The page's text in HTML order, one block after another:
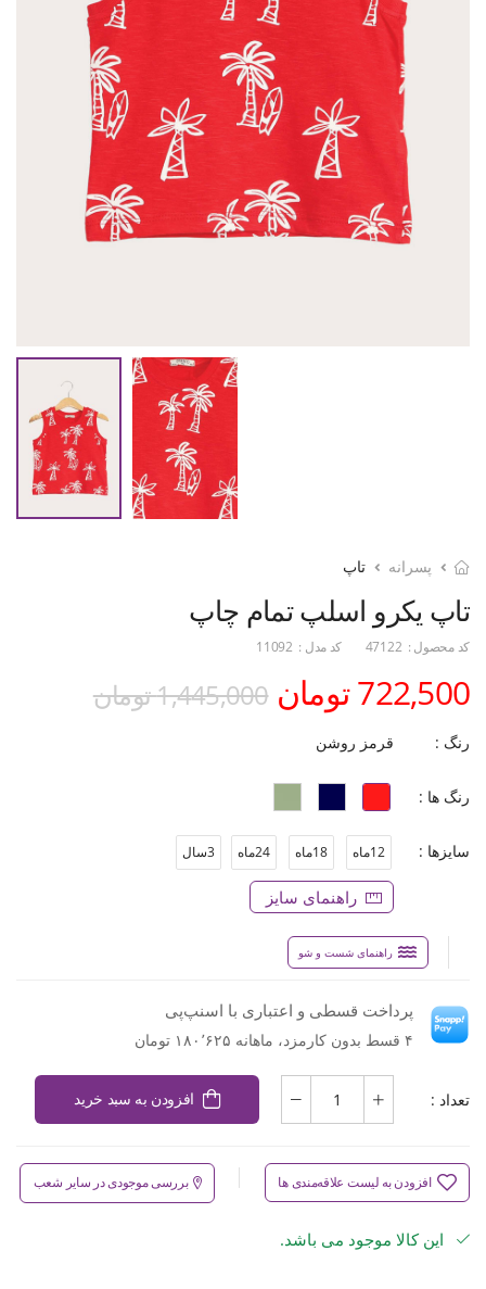
پسرانه تاپ
تاپ یکرو اسلپ تمام چاپ
کد محصول : 47122 کد مدل : 11092
722,500 تومان 1,445,000 تومان
رنگ : قرمز روشن
رنگ ها :
سایزها : 12ماه 18ماه 24ماه 3سال
راهنمای سایز
راهنمای شست و شو
پرداخت قسطی و اعتباری با اسنپ‌پی
۴ قسط بدون کارمزد، ماهانه ۱۸۰٬۶۲۵ تومان
تعداد : افزودن به سبد خرید
افزودن به لیست علاقه‌مندی ها بررسی موجودی در سایر شعب
این کالا موجود می باشد.